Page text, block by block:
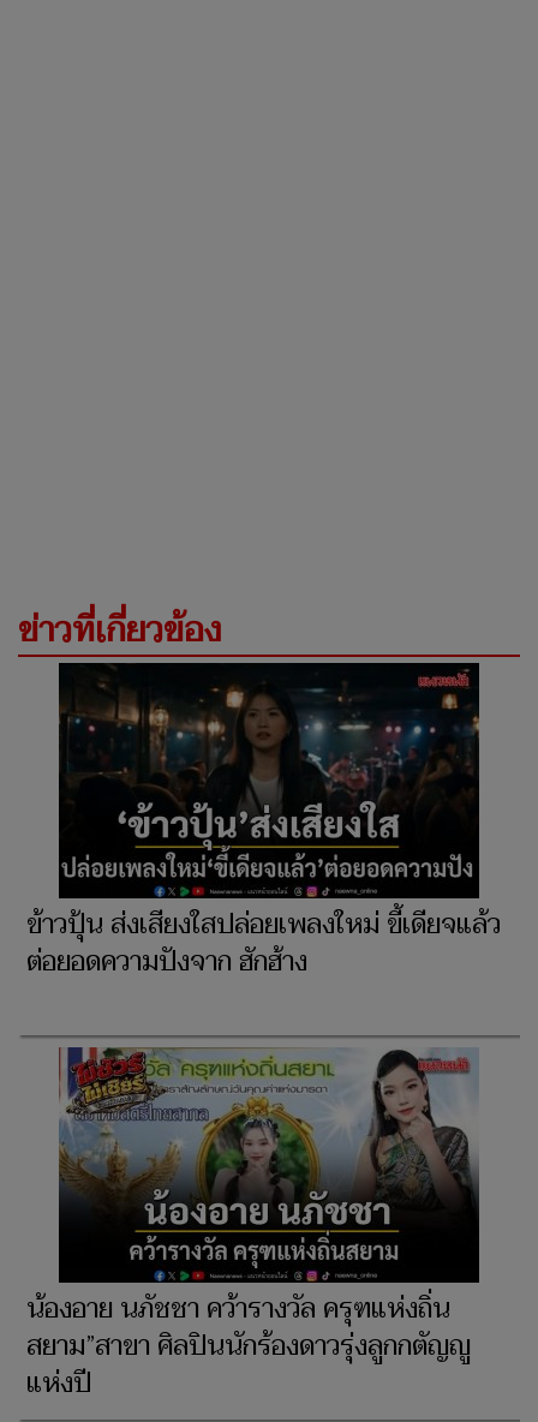
ข่าวที่เกี่ยวข้อง
ข้าวปุ้น ส่งเสียงใสปล่อยเพลงใหม่ ขี้เดียจแล้ว
ต่อยอดความปังจาก ฮักฮ้าง
น้องอาย นภัชชา คว้ารางวัล ครุฑแห่งถิ่น
สยาม”สาขา ศิลปินนักร้องดาวรุ่งลูกกตัญญู
แห่งปี